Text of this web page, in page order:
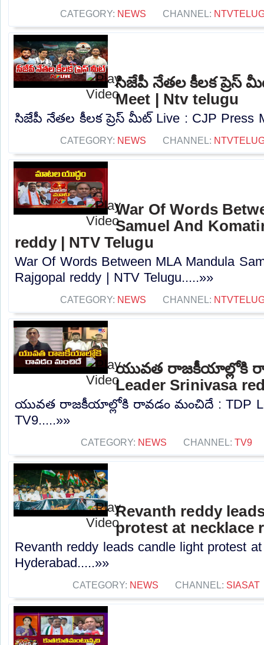
CATEGORY: NEWS CHANNEL:
సిజేపీ నేతల కీలక ప్రెస్
Meet | Ntv telugu
సిజేపీ నేతల కీలక ప్రెస్ మీట్ Live : CJP Press
CATEGORY: NEWS CHANNEL:
War Of Words
Samuel And
reddy | NTV Telugu
War Of Words Between MLA Mandula
Rajgopal reddy | NTV Telugu.....»»
CATEGORY: NEWS CHANNEL:
యువత రాజకీయాల్లోకి
Leader Srinivasa
యువత రాజకీయాల్లోకి రావడం మంచిదే : TDP
TV9.....»»
CATEGORY: NEWS CHANNEL: TV9
Revanth reddy
protest at necklace
Revanth reddy leads candle light protest
Hyderabad.....»»
CATEGORY: NEWS CHANNEL: SIASAT